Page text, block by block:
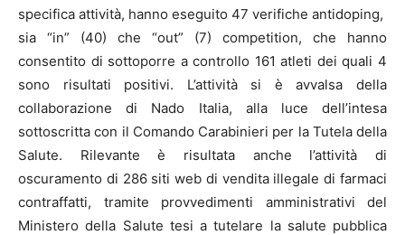
specifica attività, hanno eseguito 47 verifiche antidoping,
sia “in” (40) che “out” (7) competition, che hanno
consentito di sottoporre a controllo 161 atleti dei quali 4
sono risultati positivi. L’attività si è avvalsa della
collaborazione di Nado Italia, alla luce dell’intesa
sottoscritta con il Comando Carabinieri per la Tutela della
Salute. Rilevante è risultata anche l’attività di
oscuramento di 286 siti web di vendita illegale di farmaci
contraffatti, tramite provvedimenti amministrativi del
Ministero della Salute tesi a tutelare la salute pubblica